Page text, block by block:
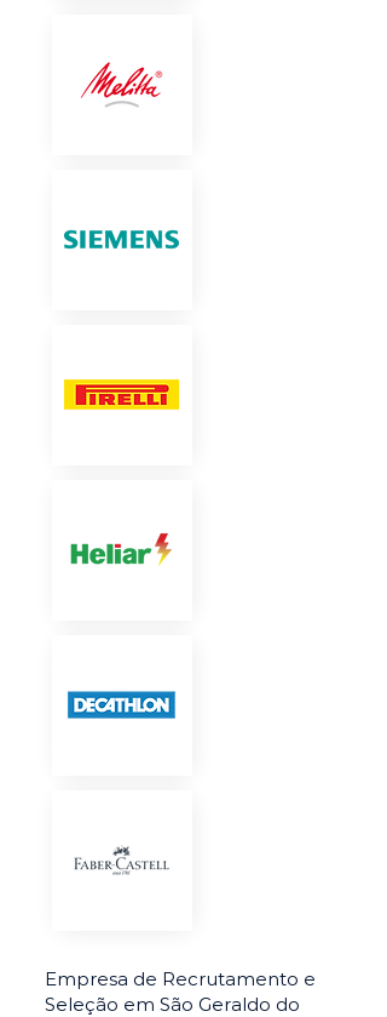
Empresa de Recrutamento e
Seleção em São Geraldo do